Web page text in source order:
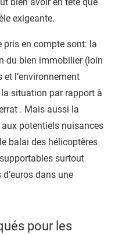
exigeante.
pris en compte sont: la
du bien immobilier (loin
l’environnement
situation par rapport à
. Mais aussi la
potentiels nuisances
balai des hélicoptères
surtout
dans une
pour les